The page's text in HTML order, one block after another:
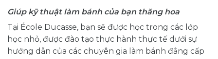
Giúp kỹ thuật làm bánh của bạn thăng hoa
Tại École Ducasse, bạn sẽ được học trong các lớp
học nhỏ, được đào tạo thực hành thực tế dưới sự
hướng dẫn của các chuyên gia làm bánh đẳng cấp